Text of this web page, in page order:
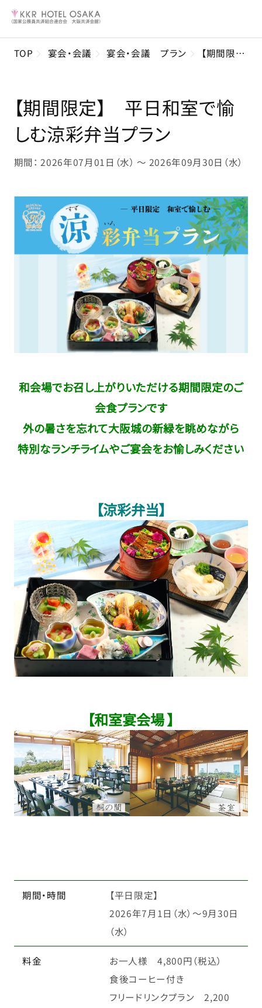
TOP 宴会・会議 宴会・会議 プラン 【期間限定】 平日和室で愉しむ涼彩弁当プラン
【期間限定】 平日和室で愉
しむ涼彩弁当プラン
期間： 2026年07月01日（水） ～ 2026年09月30日（水）
和会場でお召し上がりいただける期間限定のご
会食プランです
外の暑さを忘れて大阪城の新緑を眺めながら
特別なランチライムやご宴会をお愉しみください
【涼彩弁当】
【和室宴会場 】
期間・時間
【平日限定】
2026年7月1日（水）～9月30日
（水）
料金
お一人様 4,800円（税込）
食後コーヒー付き
フリードリンクプラン 2,200